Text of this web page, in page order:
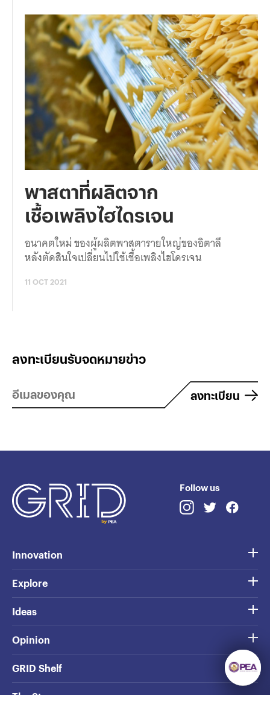
พาสตาที่ผลิตจาก
เชื้อเพลิงไฮไดรเจน
อนาคตใหม่ ของผู้ผลิตพาสตารายใหญ่ของอิตาลี
หลังตัดสินใจเปลี่ยนไปใช้เชื้อเพลิงไฮโดรเจน
11 OCT 2021
ลงทะเบียนรับจดหมายข่าว
ลงทะเบียน
Follow us
Innovation
Explore
Ideas
Opinion
GRID Shelf
The Story